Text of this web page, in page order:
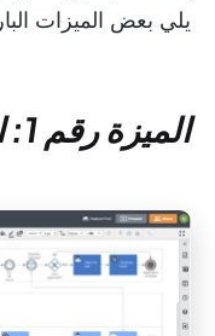
يلي بعض الميزات
الميزة رقم 1: الرسوم البيانية